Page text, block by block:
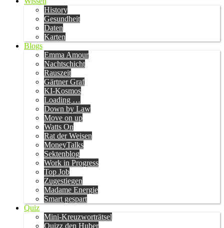
History
Gesundheit
Daten
Karten
Blogs
Emma Amour
Nachtschicht
Rauszeit
Gärtner Graf
KI-Kosmos
Loading …
Down by Law
Move on up
Watts On
Rat der Weisen
MoneyTalks
Sektenblog
Work in Progress
Top Job
Zugestiegen
Madame Energie
Smart gespart
Quiz
Mini-Kreuzworträtsel
Quizz den Huber